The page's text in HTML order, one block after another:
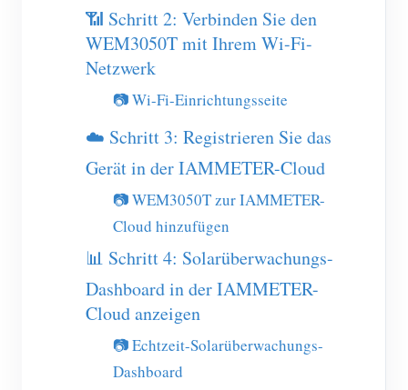
Hausautomation
Energieüberwachung für Fabriken
Dokumentation
Tutorial-Video
FAQ
Nachrichten
Blog
Mitwirkendenprogramm
Mitwirkenden-Center
IAMMETER Aktivitäten
Forum
App Store
Website erkunden
Lösungen
Kontakt
Über uns
📶 Schritt 2: Verbinden Sie den
WEM3050T mit Ihrem Wi-Fi-
Netzwerk
📷 Wi-Fi-Einrichtungsseite
☁️ Schritt 3: Registrieren Sie das
Gerät in der IAMMETER-Cloud
📷 WEM3050T zur IAMMETER-
Cloud hinzufügen
📊 Schritt 4: Solarüberwachungs-
Dashboard in der IAMMETER-
Cloud anzeigen
📷 Echtzeit-Solarüberwachungs-
Dashboard